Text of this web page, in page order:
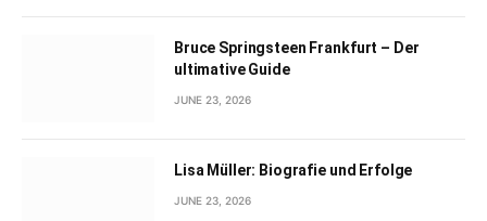
Bruce Springsteen Frankfurt – Der
ultimative Guide
JUNE 23, 2026
Lisa Müller: Biografie und Erfolge
JUNE 23, 2026